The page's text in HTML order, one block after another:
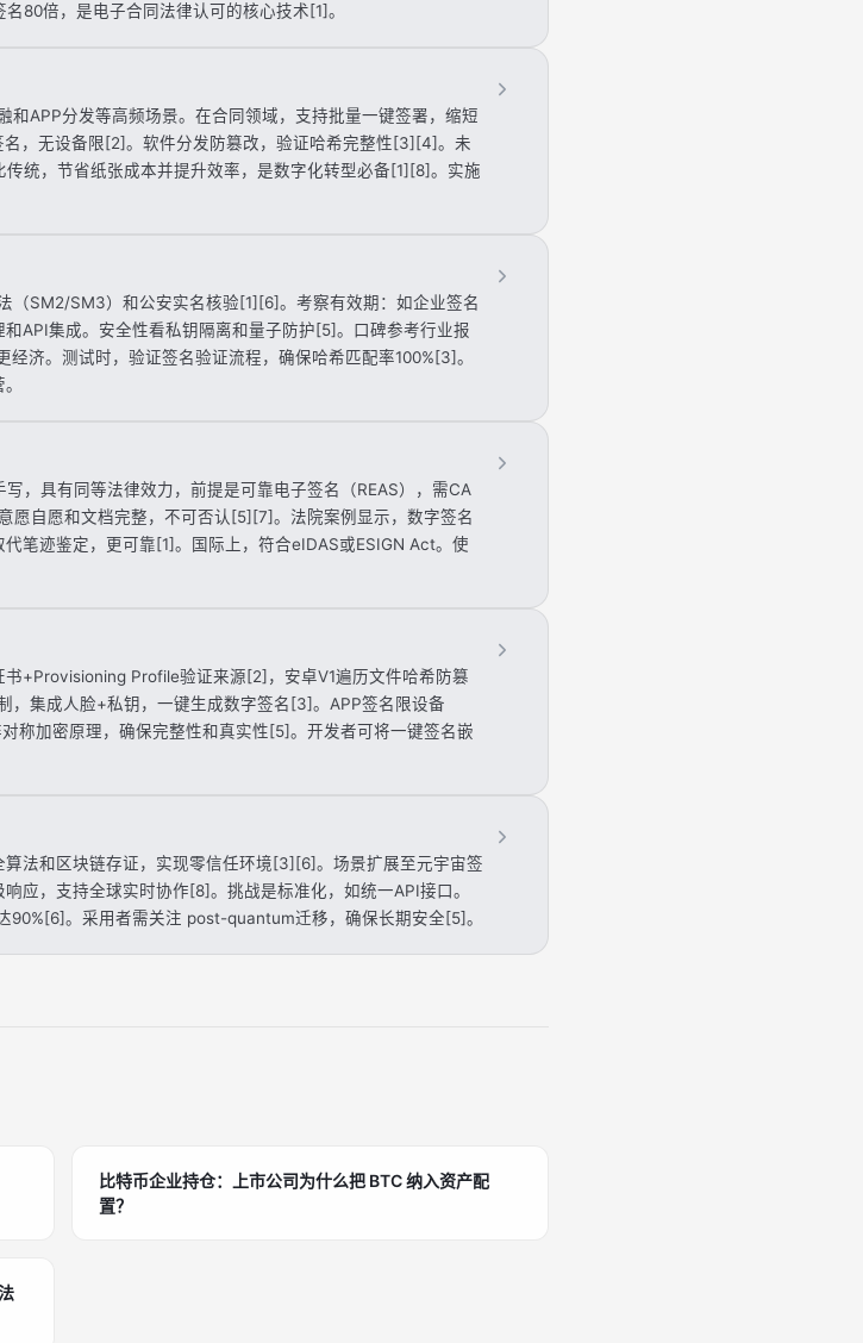
80倍，是电子合同法律认可的核心技术[1]。
和APP分发等高频场景。在合同领域，支持批量一键签署，缩短
，无设备限[2]。软件分发防篡改，验证哈希完整性[3][4]。未
统，节省纸张成本并提升效率，是数字化转型必备[1][8]。实施
（SM2/SM3）和公安实名核验[1][6]。考察有效期：如企业签名
API集成。安全性看私钥隔离和量子防护[5]。口碑参考行业报
济。测试时，验证签名验证流程，确保哈希匹配率100%[3]。
，具有同等法律效力，前提是可靠电子签名（REAS），需CA
愿自愿和文档完整，不可否认[5][7]。法院案例显示，数字签名
笔迹鉴定，更可靠[1]。国际上，符合eIDAS或ESIGN Act。使
+Provisioning Profile验证来源[2]，安卓V1遍历文件哈希防篡
，集成人脸+私钥，一键生成数字签名[3]。APP签名限设备
称加密原理，确保完整性和真实性[5]。开发者可将一键签名嵌
法和区块链存证，实现零信任环境[3][6]。场景扩展至元宇宙签
应，支持全球实时协作[8]。挑战是标准化，如统一API接口。
90%[6]。采用者需关注 post-quantum迁移，确保长期安全[5]。
比特币企业持仓：上市公司为什么把 BTC 纳入资产配
置？